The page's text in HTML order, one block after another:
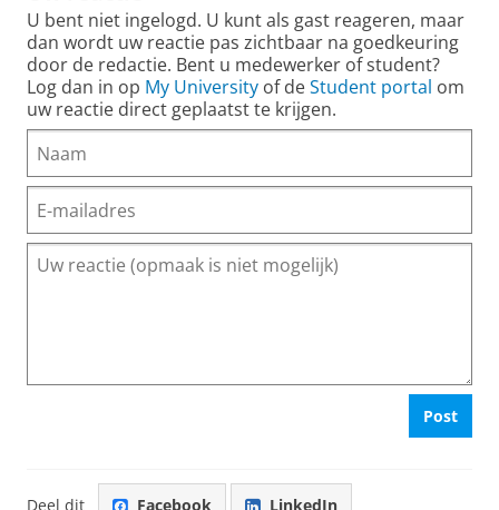
U bent niet ingelogd. U kunt als gast reageren, maar
dan wordt uw reactie pas zichtbaar na goedkeuring
door de redactie. Bent u medewerker of student?
Log dan in op My University of deStudent portal om
uw reactie direct geplaatst te krijgen.
Post
Deel dit Facebook LinkedIn